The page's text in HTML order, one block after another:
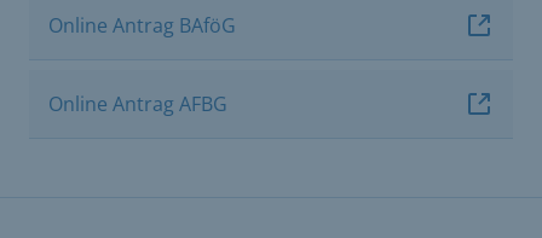
Online Antrag BAföG
Online Antrag AFBG